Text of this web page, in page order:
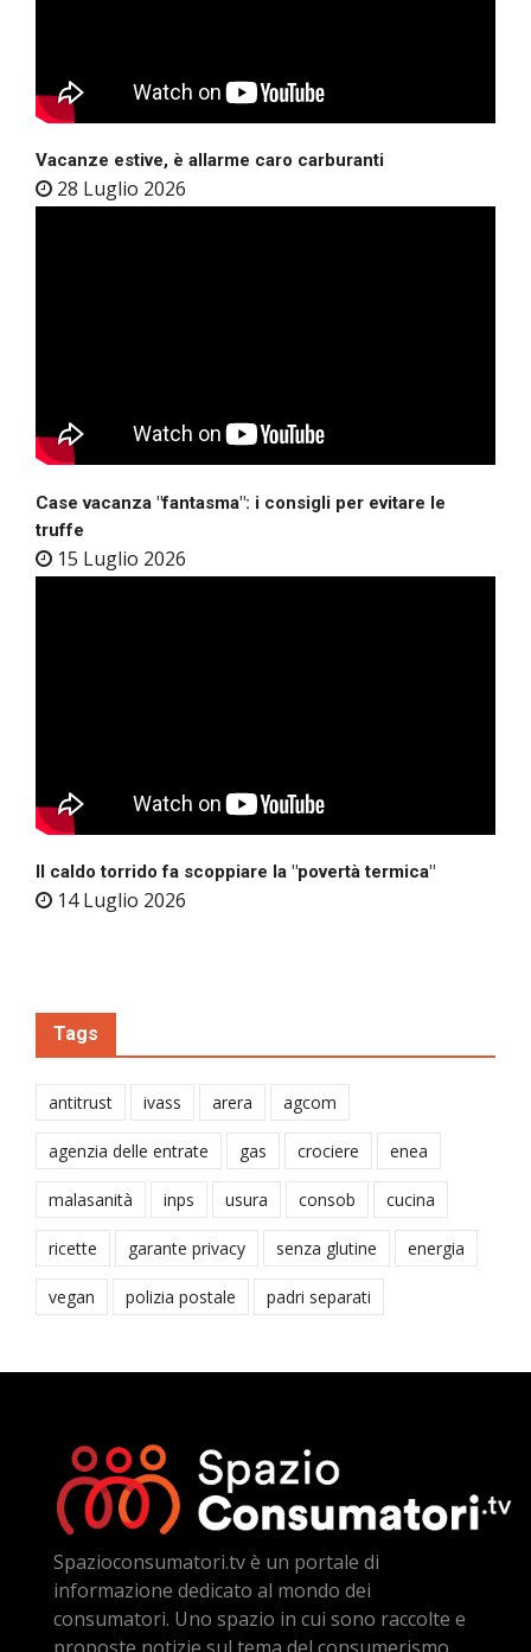
Vacanze estive, è allarme caro carburanti
28 Luglio 2026
Case vacanza "fantasma": i consigli per evitare le
truffe
15 Luglio 2026
Il caldo torrido fa scoppiare la "povertà termica"
14 Luglio 2026
Tags
antitrust ivass arera agcom
agenzia delle entrate gas crociere enea
malasanità inps usura consob cucina
ricette garante privacy senza glutine energia
vegan polizia postale padri separati
Spazioconsumatori.tv è un portale di
informazione dedicato al mondo dei
consumatori. Uno spazio in cui sono raccolte e